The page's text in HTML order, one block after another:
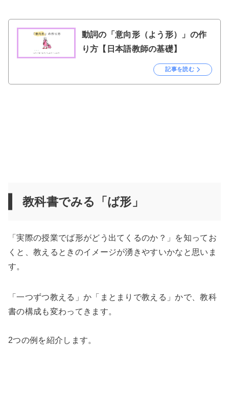
動詞の「意向形（よう形）」の作
り方【日本語教師の基礎】
記事を読む
教科書でみる「ば形」
「実際の授業でば形がどう出てくるのか？」を知ってお
くと、教えるときのイメージが湧きやすいかなと思いま
す。
「一つずつ教える」か「まとまりで教える」かで、教科
書の構成も変わってきます。
2つの例を紹介します。